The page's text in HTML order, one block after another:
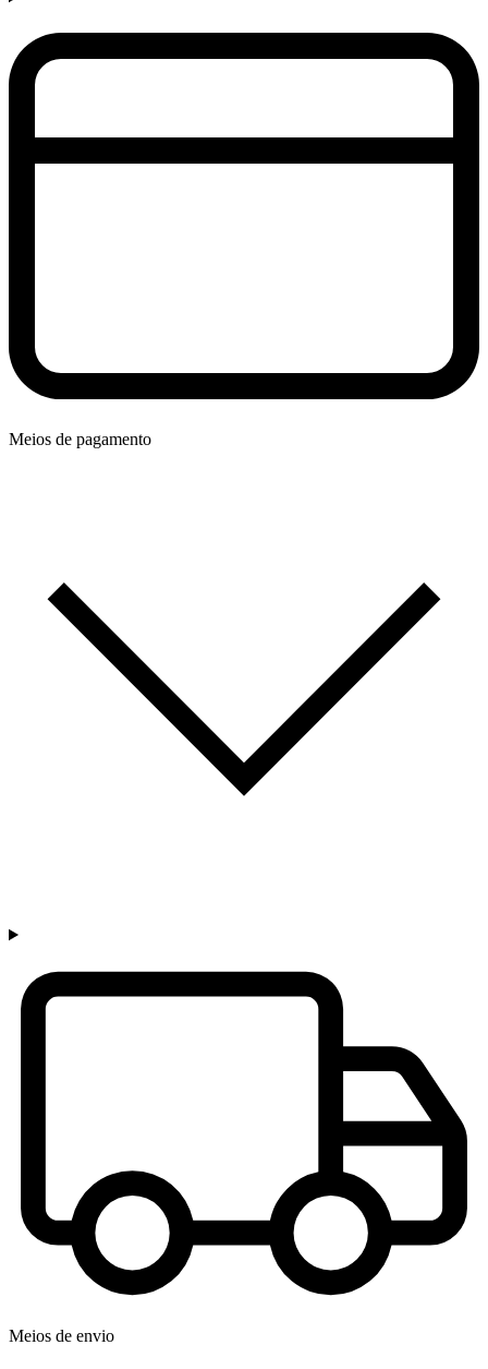
Meios de pagamento
Meios de envio